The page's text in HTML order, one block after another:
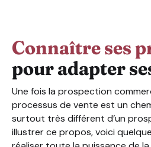
Connaître ses
pour adapter
Une fois la prospection
processus de vente est un
surtout très différent d’un
illustrer ce propos, voici